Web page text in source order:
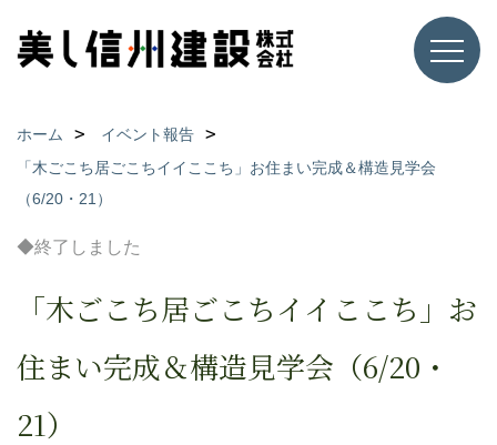
ホーム
イベント報告
「木ごこち居ごこちイイここち」お住まい完成＆構造見学会
（6/20・21）
◆終了しました
「木ごこち居ごこちイイここち」お
住まい完成＆構造見学会（6/20・
21）